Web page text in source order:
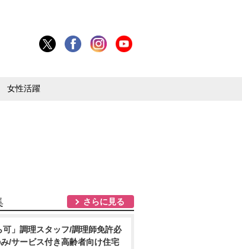
女性活躍
さらに見る
可」調理スタッフ/調理師免許必
/サービス付き高齢者向け住宅